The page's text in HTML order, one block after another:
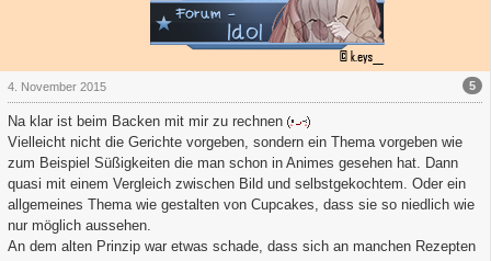
5
4. November 2015
Na klar ist beim Backen mit mir zu rechnen
Vielleicht nicht die Gerichte vorgeben, sondern ein Thema vorgeben wie
zum Beispiel Süßigkeiten die man schon in Animes gesehen hat. Dann
quasi mit einem Vergleich zwischen Bild und selbstgekochtem. Oder ein
allgemeines Thema wie gestalten von Cupcakes, dass sie so niedlich wie
nur möglich aussehen.
An dem alten Prinzip war etwas schade, dass sich an manchen Rezepten